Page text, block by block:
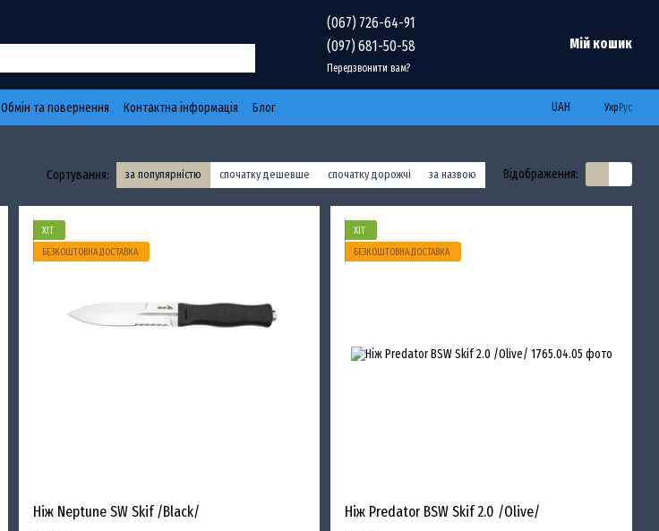
(067) 726-64-91
(097) 681-50-58
Передзвонити вам?
Мій кошик
Обмін та повернення Контактна інформація Блог UAH Укр Рус
Сортування: за популярністю спочатку дешевше спочатку дорожчі за назвою Відображення:
ХІТ
БЕЗКОШТОВНА ДОСТАВКА
Ніж Neptune SW Skif /Black/
ХІТ
БЕЗКОШТОВНА ДОСТАВКА
Ніж Predator BSW Skif 2.0 /Olive/